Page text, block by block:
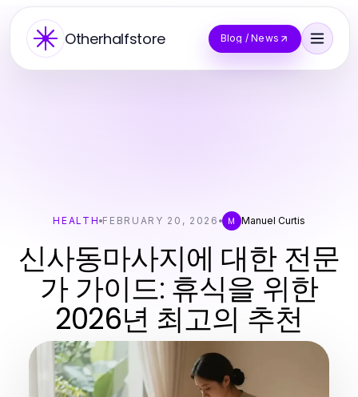
Otherhalfstore Blog / News
HEALTH FEBRUARY 20, 2026 M Manuel Curtis
신사동마사지에 대한 전문
가 가이드: 휴식을 위한
2026년 최고의 추천